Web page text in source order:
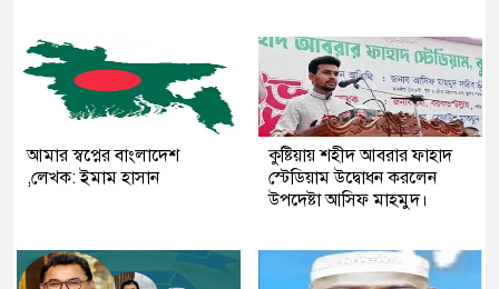
আমার স্বপ্নের বাংলাদেশ
,লেখক: ইমাম হাসান
কুষ্টিয়ায় শহীদ আবরার ফাহাদ
স্টেডিয়াম উদ্বোধন করলেন
উপদেষ্টা আসিফ মাহমুদ।